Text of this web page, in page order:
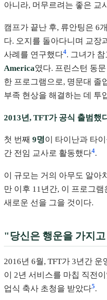
아니라, 머무르려는 좋은 교
캠프가 끝난 후, 류안팅은 6
다. 오지를 돌아다니며 교장
사례를 연구했다4. 그녀가
America였다. 프린스턴 동
한 프로그램으로, 명문대 졸
부족 현상을 해결하는 데 투
2013년, TFT가 공식 출범했
첫 번째 9명이 타이난과 타이
간 전임 교사로 활동했다4.
이 규모는 거의 아무도 알아
만 이후 11년간, 이 프로그
새로운 선을 그을 것이다.
"당신은 행운을 가지
2016년 6월, TFT가 3년간
이 2년 서비스를 마칩 직전
업식 축사 초청을 받았다5.